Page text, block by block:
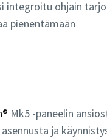
integroitu ohjain
pienentämään
Mk5 -paneelin
ja